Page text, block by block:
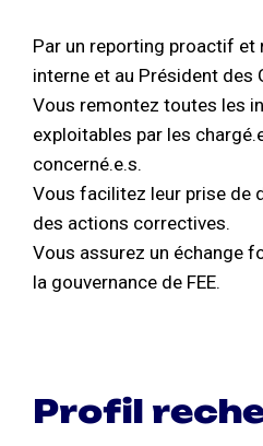
Par un reporting proactif et
interne et au Président des
Vous remontez toutes les
exploitables par les
concerné.e.s.
Vous facilitez leur prise de
des actions correctives.
Vous assurez un échange
la gouvernance de FEE.
Profil